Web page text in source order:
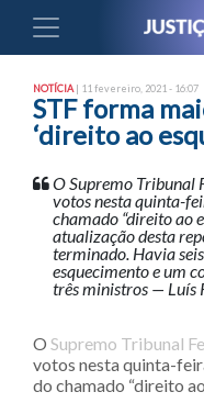
NOTÍCIA | 11 fevereiro, 2021 - 16:07
STF forma
‘direito ao
O Supremo Tribunal
votos nesta quinta-
chamado “direito ao
atualização desta
terminado. Havia
esquecimento e um
três ministros — Luís
O Supremo Tribunal
votos nesta quinta-
do chamado “direito